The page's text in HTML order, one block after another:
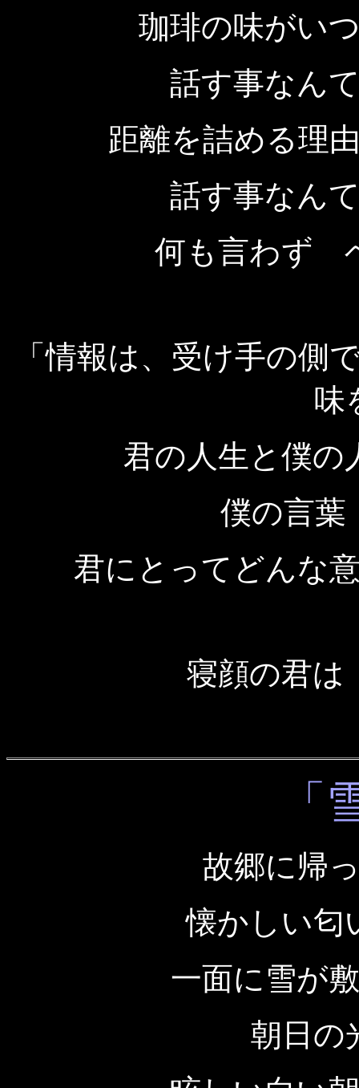
珈琲の味がい
話す事なん
距離を詰める理
話す事なん
何も言わず
「情報は、受け手の側
味
君の人生と僕の
僕の言
君にとってどんな
寝顔の君
「
故郷に帰
懐かしい匂
一面に雪が
朝日の